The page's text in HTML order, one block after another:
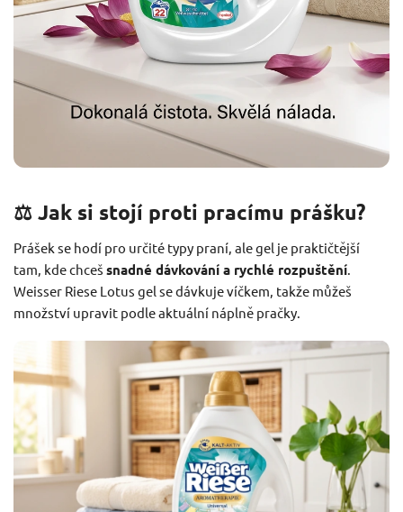
⚖️ Jak si stojí proti pracímu prášku?
Prášek se hodí pro určité typy praní, ale gel je praktičtější
tam, kde chceš snadné dávkování a rychlé rozpuštění.
Weisser Riese Lotus gel se dávkuje víčkem, takže můžeš
množství upravit podle aktuální náplně pračky.